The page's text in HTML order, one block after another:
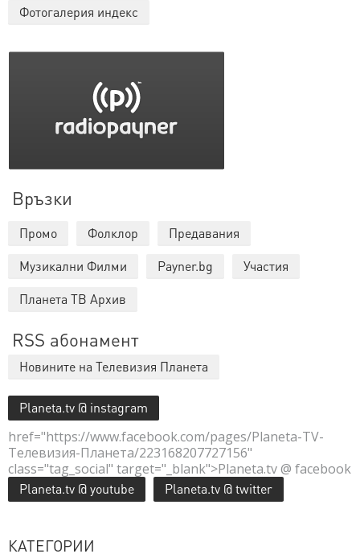
Фотогалерия индекс
Връзки
Промо Фолклор
Предавания
Музикални Филми
Payner.bg
Участия
Планета ТВ Архив
RSS абонамент
Новините на Телевизия Планета
Planeta.tv @ instagram
href="https://www.facebook.com/pages/Planeta-TV-
Телевизия-Планета/223168207727156"
class="tag_social" target="_blank">Planeta.tv @ facebook
Planeta.tv @ youtube Planeta.tv @ twitter
КАТЕГОРИИ